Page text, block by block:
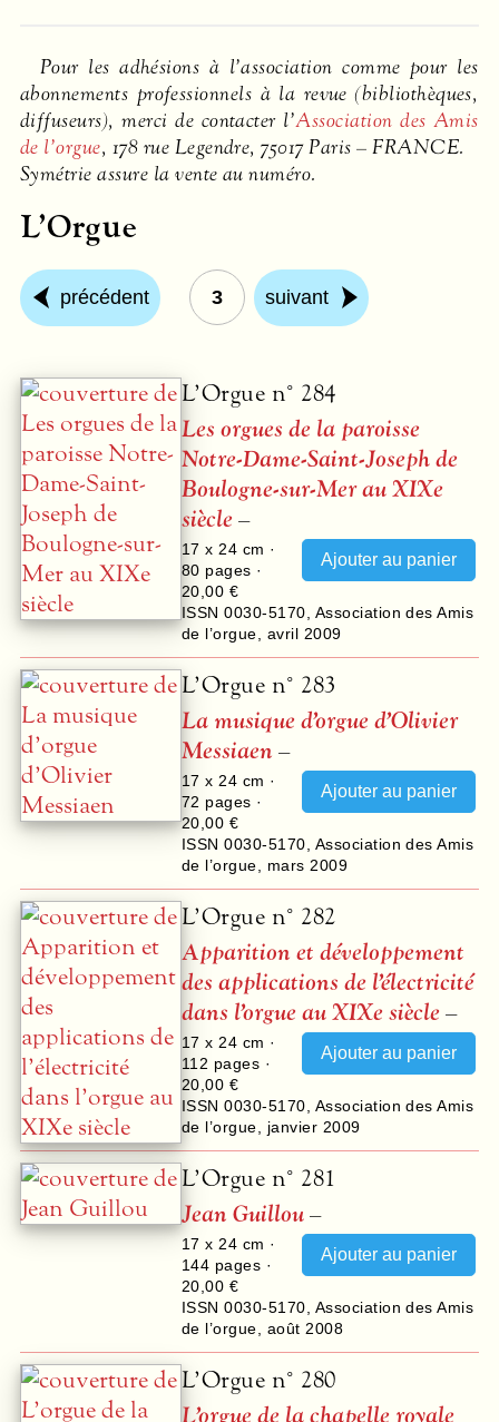
Pour les adhésions à l’association comme pour les
abonnements professionnels à la revue (bibliothèques,
diffuseurs), merci de contacter l’Association des Amis
de l’orgue, 178 rue Legendre, 75017 Paris –FRANCE.
Symétrie assure la vente au numéro.
L’Orgue
précédent 3 suivant
L’Orgue n° 284
Les orgues de la paroisse
Notre-Dame-Saint-Joseph de
Boulogne-sur-Mer au XIXe
siècle –
17 x 24 cm ·
80 pages ·
20,00 €
ISSN 0030-5170 Association des Amis
de l’orgue
avril 2009
L’Orgue n° 283
La musique d’orgue d’Olivier
Messiaen –
17 x 24 cm ·
72 pages ·
20,00 €
ISSN 0030-5170 Association des Amis
de l’orgue
mars 2009
L’Orgue n° 282
Apparition et développement
des applications de l’électricité
dans l’orgue au XIXe siècle –
17 x 24 cm ·
112 pages ·
20,00 €
ISSN 0030-5170 Association des Amis
de l’orgue
janvier 2009
L’Orgue n° 281
Jean Guillou–
17 x 24 cm ·
144 pages ·
20,00 €
ISSN 0030-5170 Association des Amis
de l’orgue
août 2008
L’Orgue n° 280